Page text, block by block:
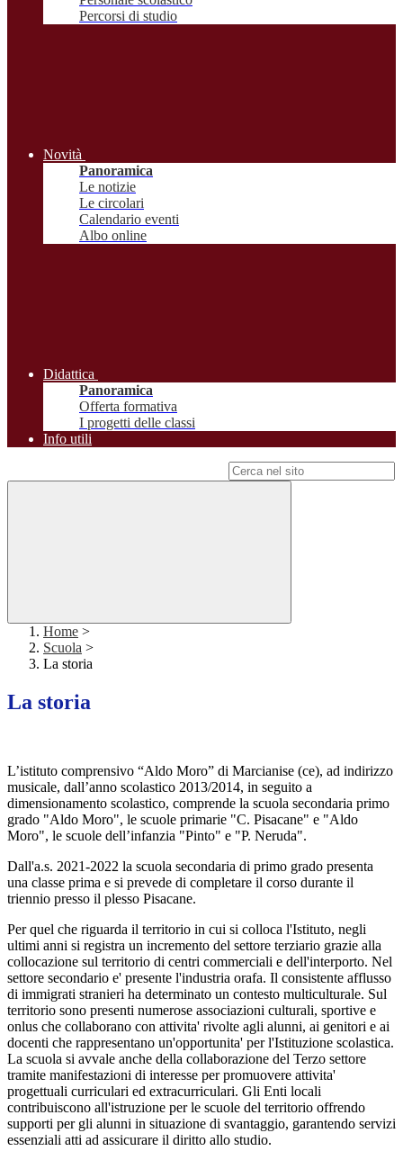
Percorsi di studio
Novità
Panoramica
Le notizie
Le circolari
Calendario eventi
Albo online
Didattica
Panoramica
Offerta formativa
I progetti delle classi
Info utili
Home >
Scuola >
La storia
La storia
L’istituto comprensivo “Aldo Moro” di Marcianise (ce), ad indirizzo
musicale, dall’anno scolastico 2013/2014, in seguito a
dimensionamento scolastico, comprende la scuola secondaria primo
grado "Aldo Moro", le scuole primarie "C. Pisacane" e "Aldo
Moro", le scuole dell’infanzia "Pinto" e "P. Neruda".
Dall'a.s. 2021-2022 la scuola secondaria di primo grado presenta
una classe prima e si prevede di completare il corso durante il
triennio presso il plesso Pisacane.
Per quel che riguarda il territorio in cui si colloca l'Istituto, negli
ultimi anni si registra un incremento del settore terziario grazie alla
collocazione sul territorio di centri commerciali e dell'interporto. Nel
settore secondario e' presente l'industria orafa. Il consistente afflusso
di immigrati stranieri ha determinato un contesto multiculturale. Sul
territorio sono presenti numerose associazioni culturali, sportive e
onlus che collaborano con attivita' rivolte agli alunni, ai genitori e ai
docenti che rappresentano un'opportunita' per l'Istituzione scolastica.
La scuola si avvale anche della collaborazione del Terzo settore
tramite manifestazioni di interesse per promuovere attivita'
progettuali curriculari ed extracurriculari. Gli Enti locali
contribuiscono all'istruzione per le scuole del territorio offrendo
supporti per gli alunni in situazione di svantaggio, garantendo servizi
essenziali atti ad assicurare il diritto allo studio.